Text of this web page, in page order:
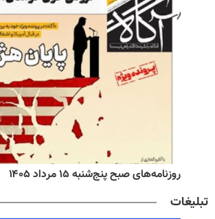
روزنامه‌های صبح پنج‌شنبه ۱۵ مرداد ۱۴۰۵
تبلیغات